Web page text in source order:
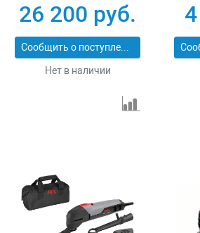
26 200 руб.
Сообщить о поступлении
Нет в наличии